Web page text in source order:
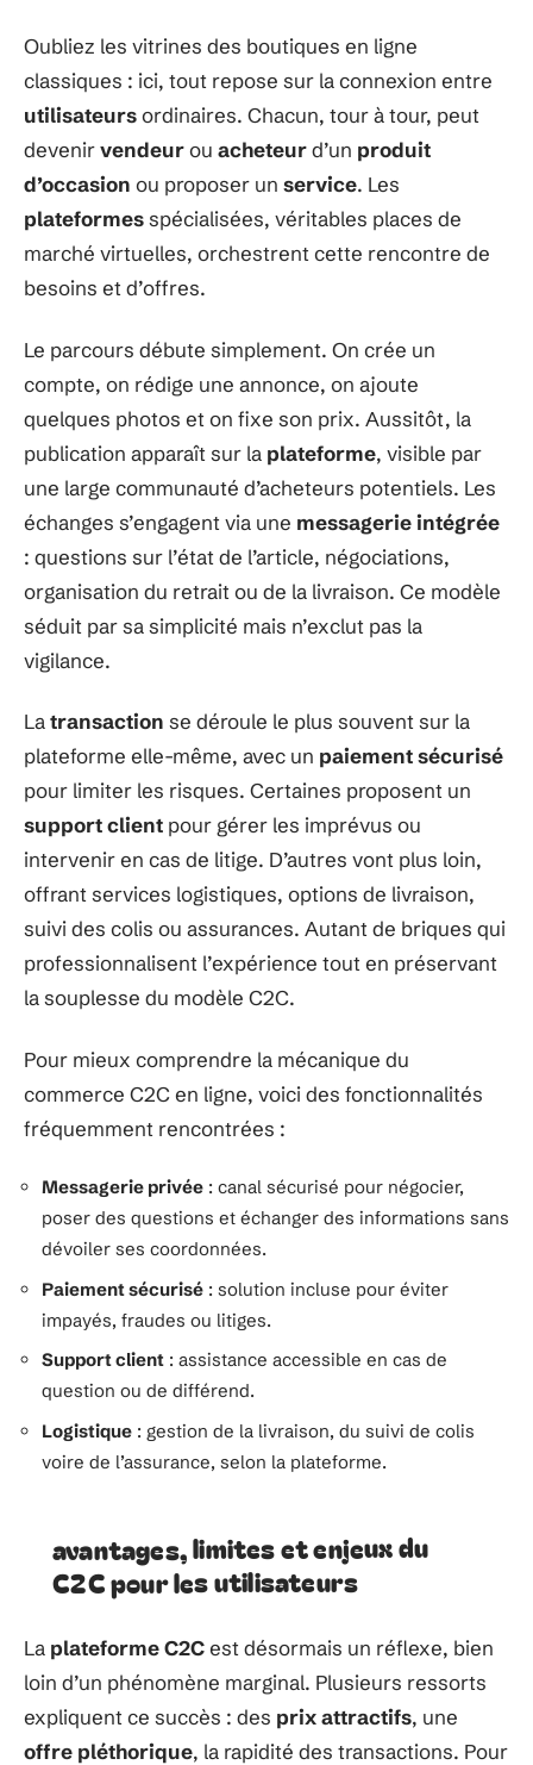
Oubliez les vitrines des boutiques en ligne
classiques : ici, tout repose sur la connexion entre
utilisateursordinaires. Chacun, tour à tour, peut
devenirvendeurou acheteurd’un produit
d’occasion ou proposer un service. Les
plateformesspécialisées, véritables places de
marché virtuelles, orchestrent cette rencontre de
besoins et d’offres.
Le parcours débute simplement. On crée un
compte, on rédige une annonce, on ajoute
quelques photos et on fixe son prix. Aussitôt, la
publication apparaît sur la plateforme, visible par
une large communauté d’acheteurs potentiels. Les
échanges s’engagent via une messagerie intégrée
: questions sur l’état de l’article, négociations,
organisation du retrait ou de la livraison. Ce modèle
séduit par sa simplicité mais n’exclut pas la
vigilance.
Latransaction se déroule le plus souvent sur la
plateforme elle-même, avec un paiement sécurisé
pour limiter les risques. Certaines proposent un
support client pour gérer les imprévus ou
intervenir en cas de litige. D’autres vont plus loin,
offrant services logistiques, options de livraison,
suivi des colis ou assurances. Autant de briques qui
professionnalisent l’expérience tout en préservant
la souplesse du modèle C2C.
Pour mieux comprendre la mécanique du
commerce C2C en ligne, voici des fonctionnalités
fréquemment rencontrées :
Messagerie privée : canal sécurisé pour négocier,
poser des questions et échanger des informations sans
dévoiler ses coordonnées.
Paiement sécurisé : solution incluse pour éviter
impayés, fraudes ou litiges.
Support client : assistance accessible en cas de
question ou de différend.
Logistique : gestion de la livraison, du suivi de colis
voire de l’assurance, selon la plateforme.
avantages, limites et enjeux du
C2C pour les utilisateurs
La plateforme C2Cest désormais un réflexe, bien
loin d’un phénomène marginal. Plusieurs ressorts
expliquent ce succès : des prix attractifs, une
offre pléthorique, la rapidité des transactions. Pour